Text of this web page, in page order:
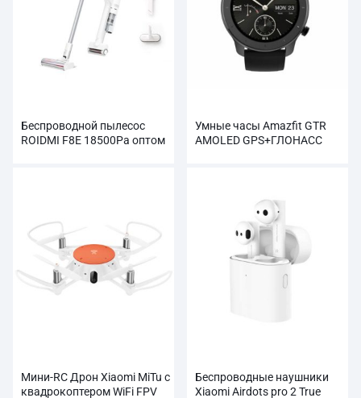
Беспроводной пылесос
ROIDMI F8E 18500Pa оптом
Умные часы Amazfit GTR
AMOLED GPS+ГЛОНАСС
Мини-RC Дрон Xiaomi MiTu с
квадрокоптером WiFi FPV
Беспроводные наушники
Xiaomi Airdots pro 2 True